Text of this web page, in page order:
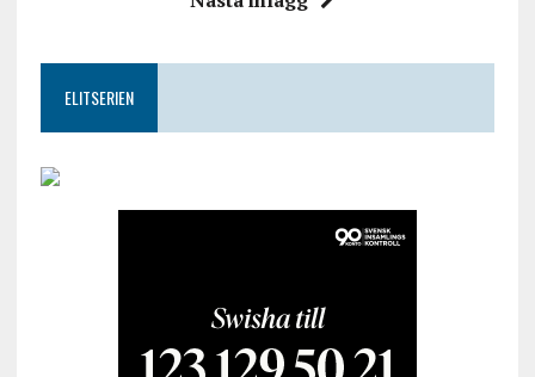
ELITSERIEN